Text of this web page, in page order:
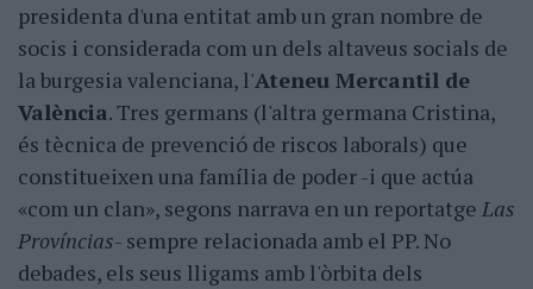
presidenta d'una entitat amb un gran nombre de
socis i considerada com un dels altaveus socials de
la burgesia valenciana, l'Ateneu Mercantil de
València. Tres germans (l'altra germana Cristina,
és tècnica de prevenció de riscos laborals) que
constitueixen una família de poder -i que actúa
«com un clan», segons narrava en un reportatge Las
Províncias- sempre relacionada amb el PP. No
debades, els seus lligams amb l'òrbita dels